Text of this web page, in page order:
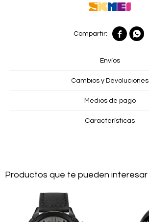
 
Envíos
Cambios y Devoluciones
Medios de pago
Características
Productos que te pueden interesar